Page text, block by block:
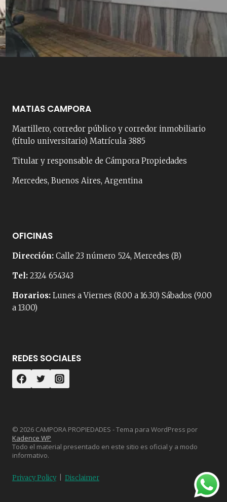
MATIAS CAMPORA
Martillero, corredor público y corredor inmobiliario
(título universitario) Matrícula 3885
Titular y responsable de Cámpora Propiedades
Mercedes, Buenos Aires, Argentina
OFICINAS
Dirección: Calle 23 número 524, Mercedes (B)
Tel: 2324 654343
Horarios: Lunes a Viernes (8.00 a 16.30) Sábados (9.00
a 13.00)
REDES SOCIALES
© 2026 CAMPORA PROPIEDADES - Tema para WordPress por
Kadence WP
Todo el material presentado en este sitio es oficial y a modo
informativo.
Privacy Policy| Disclaimer